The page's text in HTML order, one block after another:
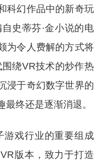
科幻作品中的新奇玩
史蒂芬·金小说的电
为令人费解的方式将
绕VR技术的炒作热
浸于奇幻数字世界的
终还是逐渐消退。
游戏行业的重要组成
版本，致力于打造